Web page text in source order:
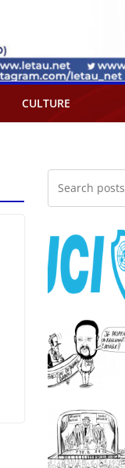
CULTURE